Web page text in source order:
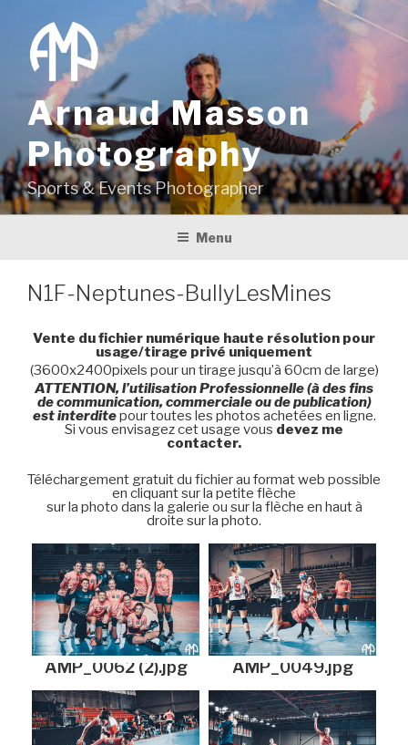
contenu
principal
Arnaud Masson
Photography
Sports & Events Photographer
Menu
N1F-Neptunes-BullyLesMines
Vente du fichier numérique haute résolution pour
usage/tirage privé uniquement
(3600x2400pixels pour un tirage jusqu’à 60cm de large)
ATTENTION, l’utilisation Professionnelle (à des fins
de communication, commerciale ou de publication)
est interditepour toutes les photos achetées en ligne.
Si vous envisagez cet usage vous devez me
contacter.
Téléchargement gratuit du fichier au format web possible
en cliquant sur la petite flèche
sur la photo dans la galerie ou sur la flèche en haut à
droite sur la photo.
AMP_0062 (2).jpg AMP_0049.jpg